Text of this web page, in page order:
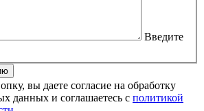
Введите
вы даете согласие на обработку
данных и соглашаетесь с политикой